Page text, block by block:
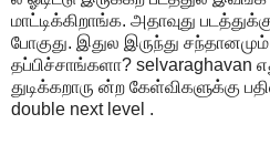
மாட்டிக்கிறாங்க. அதாவுது
போகுது. இதுல இருந்து
தப்பிச்சாங்களா? selvaraghavan
துடிக்கறாரு ன்ற கேள்விகளுக்கு
double next level .